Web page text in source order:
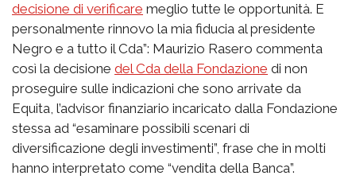
decisione di verificare meglio tutte le opportunità. E
personalmente rinnovo la mia fiducia al presidente
Negro e a tutto il Cda”: Maurizio Rasero commenta
così la decisione del Cda della Fondazione di non
proseguire sulle indicazioni che sono arrivate da
Equita, l’advisor finanziario incaricato dalla Fondazione
stessa ad “esaminare possibili scenari di
diversificazione degli investimenti”, frase che in molti
hanno interpretato come “vendita della Banca”.